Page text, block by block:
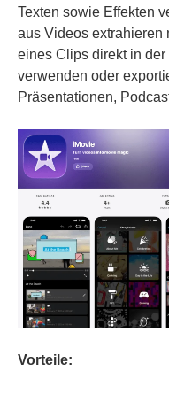
Texten sowie Effekten
aus Videos extrahieren
eines Clips direkt in
verwenden oder
Präsentationen,
Vorteile: